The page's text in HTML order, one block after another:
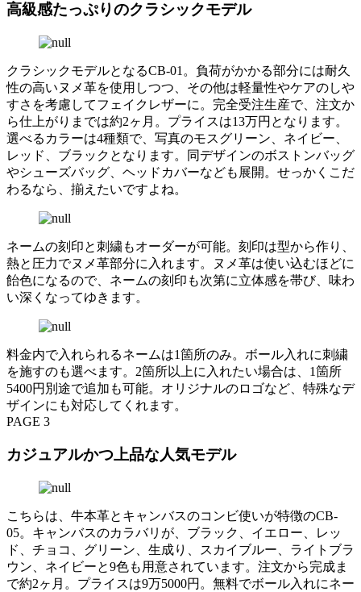
高級感たっぷりのクラシックモデル
クラシックモデルとなるCB-01。負荷がかかる部分には耐久
性の高いヌメ革を使用しつつ、その他は軽量性やケアのしや
すさを考慮してフェイクレザーに。完全受注生産で、注文か
ら仕上がりまでは約2ヶ月。プライスは13万円となります。
選べるカラーは4種類で、写真のモスグリーン、ネイビー、
レッド、ブラックとなります。同デザインのボストンバッグ
やシューズバッグ、ヘッドカバーなども展開。せっかくこだ
わるなら、揃えたいですよね。
ネームの刻印と刺繍もオーダーが可能。刻印は型から作り、
熱と圧力でヌメ革部分に入れます。ヌメ革は使い込むほどに
飴色になるので、ネームの刻印も次第に立体感を帯び、味わ
い深くなってゆきます。
料金内で入れられるネームは1箇所のみ。ボール入れに刺繍
を施すのも選べます。2箇所以上に入れたい場合は、1箇所
5400円別途で追加も可能。オリジナルのロゴなど、特殊なデ
ザインにも対応してくれます。
PAGE 3
カジュアルかつ上品な人気モデル
こちらは、牛本革とキャンバスのコンビ使いが特徴のCB-
05。キャンバスのカラバリが、ブラック、イエロー、レッ
ド、チョコ、グリーン、生成り、スカイブルー、ライトブラ
ウン、ネイビーと9色も用意されています。注文から完成ま
で約2ヶ月。プライスは9万5000円。無料でボール入れにネー